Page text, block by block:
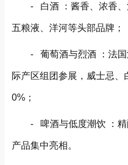
- 白酒 ：酱香、浓香、
五粮液、洋河等头部品牌；
- 葡萄酒与烈酒 ：法国
际产区组团参展，威士忌
0%；
- 啤酒与低度潮饮 ：
产品集中亮相。